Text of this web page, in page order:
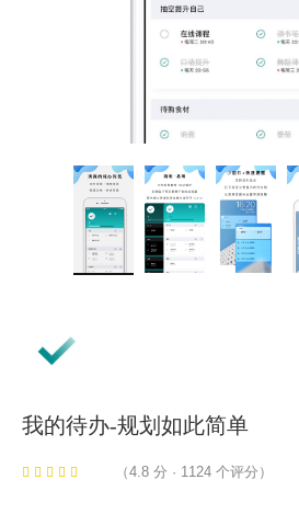
我的待办-规划如此简单
（4.8 分 · 1124 个评分）